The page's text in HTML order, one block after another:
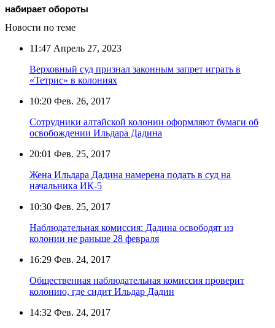
набирает обороты
Новости по теме
11:47 Апрель 27, 2023
Верховный суд признал законным запрет играть в
«Тетрис» в колониях
10:20 Фев. 26, 2017
Сотрудники алтайской колонии оформляют бумаги об
освобождении Ильдара Дадина
20:01 Фев. 25, 2017
Жена Ильдара Дадина намерена подать в суд на
начальника ИК-5
10:30 Фев. 25, 2017
Наблюдательная комиссия: Дадина освободят из
колонии не раньше 28 февраля
16:29 Фев. 24, 2017
Общественная наблюдательная комиссия проверит
колонию, где сидит Ильдар Дадин
14:32 Фев. 24, 2017